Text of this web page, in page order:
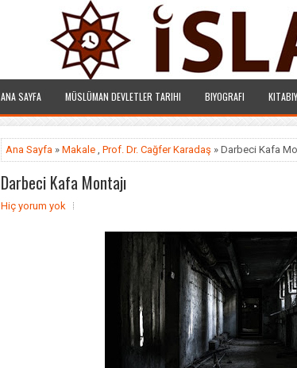
ANA SAYFA MÜSLÜMAN DEVLETLER TARIHI BIYOGRAFI
Ana Sayfa » Makale , Prof. Dr. Cağfer Karadaş » Darbeci Kafa
Darbeci Kafa Montajı
Hiç yorum yok